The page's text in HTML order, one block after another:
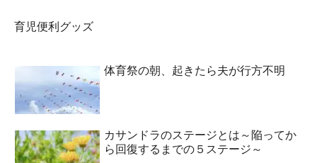
育児便利グッズ
体育祭の朝、起きたら夫が行方不明
カサンドラのステージとは～陥ってか
ら回復するまでの５ステージ～